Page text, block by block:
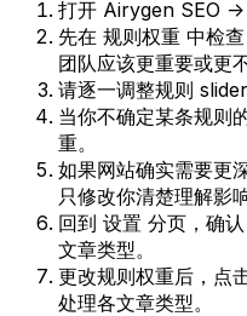
打开 Airygen SEO -
先在 规则权重 中检查
团队应该更重要或更
请逐一调整规则
当你不确定某条规则
重。
如果网站确实需要更
只修改你清楚理解影
回到 设置 分页，确认
文章类型。
更改规则权重后，点
处理各文章类型。